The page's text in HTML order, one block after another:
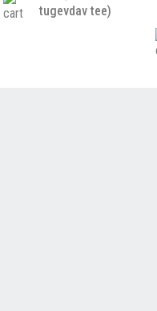
tugevdav tee)